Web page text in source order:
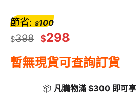
$398 $298
節省: $100
暫無現貨可查詢訂貨
📦 凡購物滿 $300 即可享